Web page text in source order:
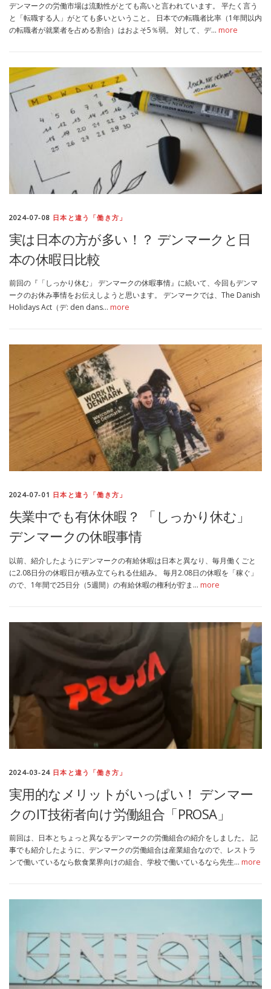
デンマークの労働市場は流動性がとても高いと言われています。 平たく言う
と「転職する人」がとても多いということ。 日本での転職者比率（1年間以内
の転職者が就業者を占める割合）はおよそ5％弱。 対して、デ… more
2024-07-08 日本と違う「働き方」
実は日本の方が多い！？ デンマークと日
本の休暇日比較
前回の『「しっかり休む」 デンマークの休暇事情』に続いて、今回もデンマ
ークのお休み事情をお伝えしようと思います。 デンマークでは、The Danish
Holidays Act（デ: den dans… more
2024-07-01 日本と違う「働き方」
失業中でも有休休暇？ 「しっかり休む」
デンマークの休暇事情
以前、紹介したようにデンマークの有給休暇は日本と異なり、毎月働くごと
に2.08日分の休暇日が積み立てられる仕組み。 毎月2.08日の休暇を「稼ぐ」
ので、1年間で25日分（5週間）の有給休暇の権利が貯ま… more
2024-03-24 日本と違う「働き方」
実用的なメリットがいっぱい！ デンマー
クのIT技術者向け労働組合「PROSA」
前回は、日本とちょっと異なるデンマークの労働組合の紹介をしました。 記
事でも紹介したように、デンマークの労働組合は産業組合なので、レストラ
ンで働いているなら飲食業界向けの組合、学校で働いているなら先生… more